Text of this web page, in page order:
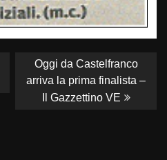
Next
post:
Oggi da Castelfranco
arriva la prima finalista –
Il Gazzettino VE